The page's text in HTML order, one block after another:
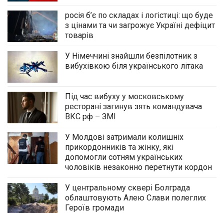
росія б’є по складах і логістиці: що буде
з цінами та чи загрожує Україні дефіцит
товарів
У Німеччині знайшли безпілотник з
вибухівкою біля українського літака
Під час вибуху у московському
ресторані загинув зять командувача
ВКС рф – ЗМІ
У Молдові затримали колишніх
прикордонників та жінку, які
допомогли сотням українських
чоловіків незаконно перетнути кордон
У центральному сквері Болграда
облаштовують Алею Слави полеглих
Героїв громади